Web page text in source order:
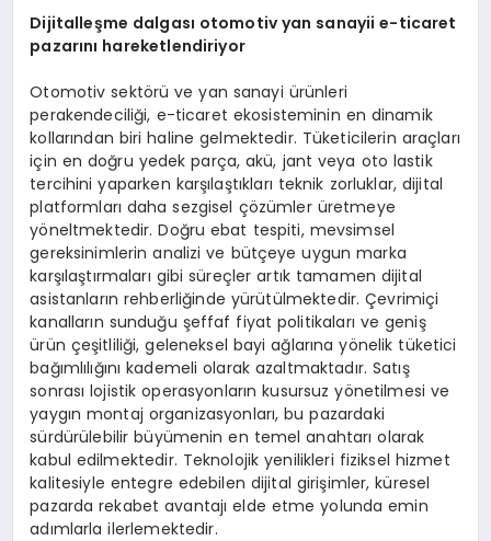
Dijitalleşme dalgası otomotiv yan sanayii e-ticaret
pazarını hareketlendiriyor
Otomotiv sektörü ve yan sanayi ürünleri
perakendeciliği, e-ticaret ekosisteminin en dinamik
kollarından biri haline gelmektedir. Tüketicilerin araçları
için en doğru yedek parça, akü, jant veya oto lastik
tercihini yaparken karşılaştıkları teknik zorluklar, dijital
platformları daha sezgisel çözümler üretmeye
yöneltmektedir. Doğru ebat tespiti, mevsimsel
gereksinimlerin analizi ve bütçeye uygun marka
karşılaştırmaları gibi süreçler artık tamamen dijital
asistanların rehberliğinde yürütülmektedir. Çevrimiçi
kanalların sunduğu şeffaf fiyat politikaları ve geniş
ürün çeşitliliği, geleneksel bayi ağlarına yönelik tüketici
bağımlılığını kademeli olarak azaltmaktadır. Satış
sonrası lojistik operasyonların kusursuz yönetilmesi ve
yaygın montaj organizasyonları, bu pazardaki
sürdürülebilir büyümenin en temel anahtarı olarak
kabul edilmektedir. Teknolojik yenilikleri fiziksel hizmet
kalitesiyle entegre edebilen dijital girişimler, küresel
pazarda rekabet avantajı elde etme yolunda emin
adımlarla ilerlemektedir.